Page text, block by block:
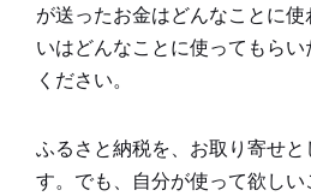
が送ったお金はどんなことに
いはどんなことに使ってもら
ください。
ふるさと納税を、お取り寄せ
す。でも、自分が使って欲し